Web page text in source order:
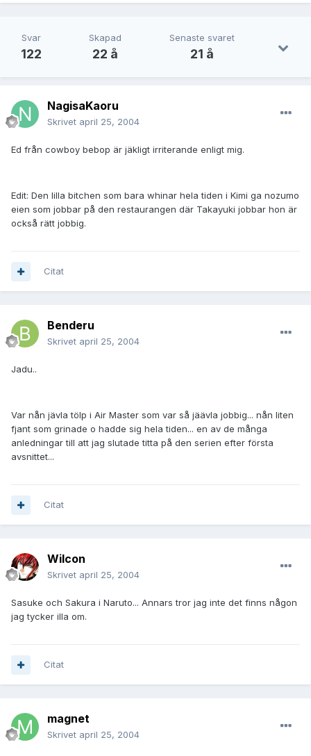
Svar
122
Skapad
22 å
Senaste svaret
21 å
NagisaKaoru
Skrivet april 25, 2004
Ed från cowboy bebop är jäkligt irriterande enligt mig.
Edit: Den lilla bitchen som bara whinar hela tiden i Kimi ga nozumo
eien som jobbar på den restaurangen där Takayuki jobbar hon är
också rätt jobbig.
Citat
Benderu
Skrivet april 25, 2004
Jadu..
Var nån jävla tölp i Air Master som var så jäävla jobbig... nån liten
fjant som grinade o hadde sig hela tiden... en av de många
anledningar till att jag slutade titta på den serien efter första
avsnittet...
Citat
Wilcon
Skrivet april 25, 2004
Sasuke och Sakura i Naruto... Annars tror jag inte det finns någon
jag tycker illa om.
Citat
magnet
Skrivet april 25, 2004